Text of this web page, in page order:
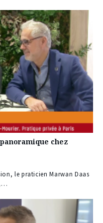
chez
le praticien Marwan Daas